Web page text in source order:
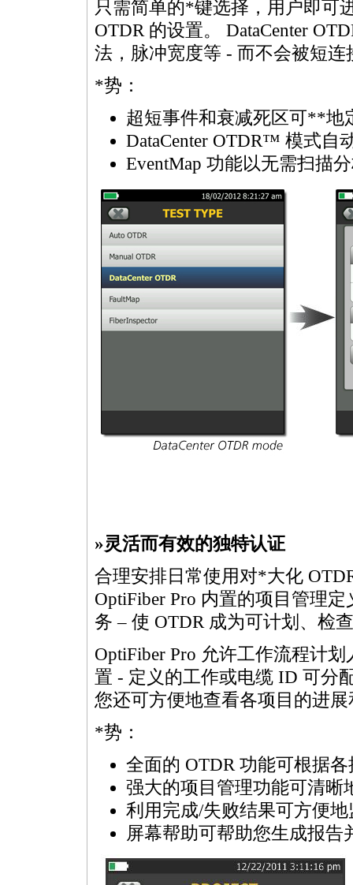
只需简单的*键选择，用户即可
OTDR 的设置。 DataCenter
法，脉冲宽度等 - 而不会被短
*势：
超短事件和衰减死区可**地
DataCenter OTDR™ 模式自
EventMap 功能以无需扫描
»灵活而有效的独特认证
合理安排日常使用对*大化
OptiFiber Pro 内置的项目管理
务 – 使 OTDR 成为可计划、检
OptiFiber Pro 允许工作流程计
置 - 定义的工作或电缆 ID 可分
您还可方便地查看各项目的进
*势：
全面的 OTDR 功能可根据
强大的项目管理功能可清晰
利用完成/失败结果可方便
屏幕帮助可帮助您生成报